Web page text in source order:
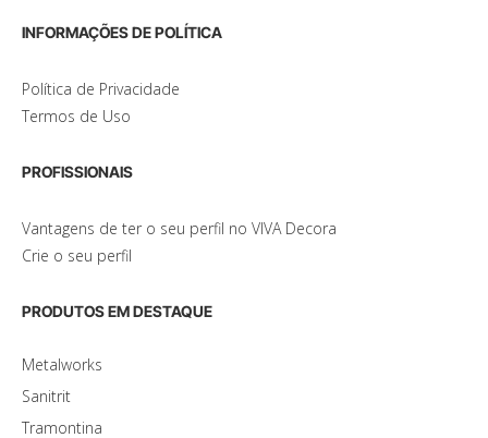
INFORMAÇÕES DE POLÍTICA
Política de Privacidade
Termos de Uso
PROFISSIONAIS
Vantagens de ter o seu perfil no VIVA Decora
Crie o seu perfil
PRODUTOS EM DESTAQUE
Metalworks
Sanitrit
Tramontina